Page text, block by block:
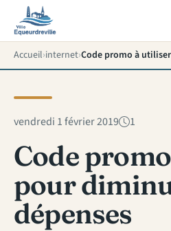
Accueil internet Code promo à
vendredi 1 février 2019 1
Code
pour
dépenses